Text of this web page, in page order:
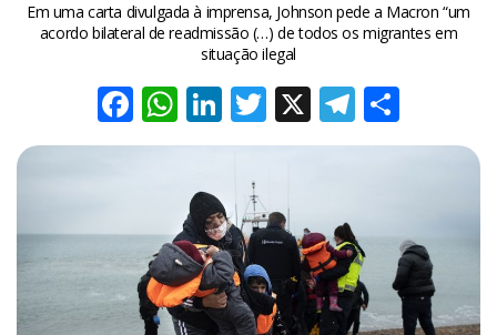
Em uma carta divulgada à imprensa, Johnson pede a Macron “um
acordo bilateral de readmissão (…) de todos os migrantes em
situação ilegal
Facebook
WhatsApp
LinkedIn
Twitter
X